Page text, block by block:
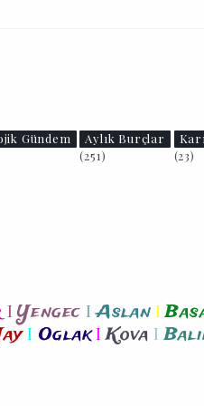
Gündem
Aylık Burçlar
(251)
(23)
I Yengec I Aslan I
I Oglak I Kova I